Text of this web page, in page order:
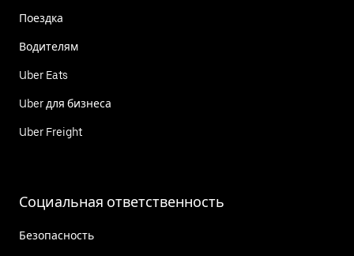
Поездка
Водителям
Uber Eats
Uber для бизнеса
Uber Freight
Социальная ответственность
Безопасность